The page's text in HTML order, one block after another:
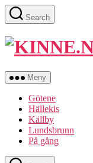
Hoppa
till
Search
Meny
Götene
Hällekis
Källby
Lundsbrunn
På gång